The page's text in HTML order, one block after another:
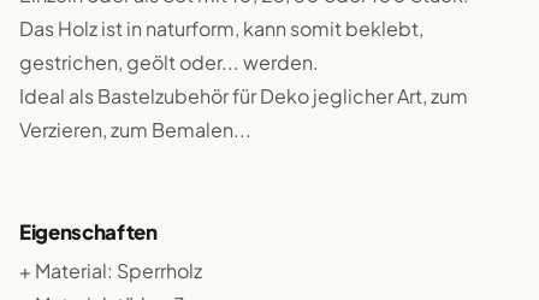
Das Holz ist in naturform, kann somit beklebt,
gestrichen, geölt oder... werden.
Ideal als Bastelzubehör für Deko jeglicher Art, zum
Verzieren, zum Bemalen...
Eigenschaften
+ Material: Sperrholz